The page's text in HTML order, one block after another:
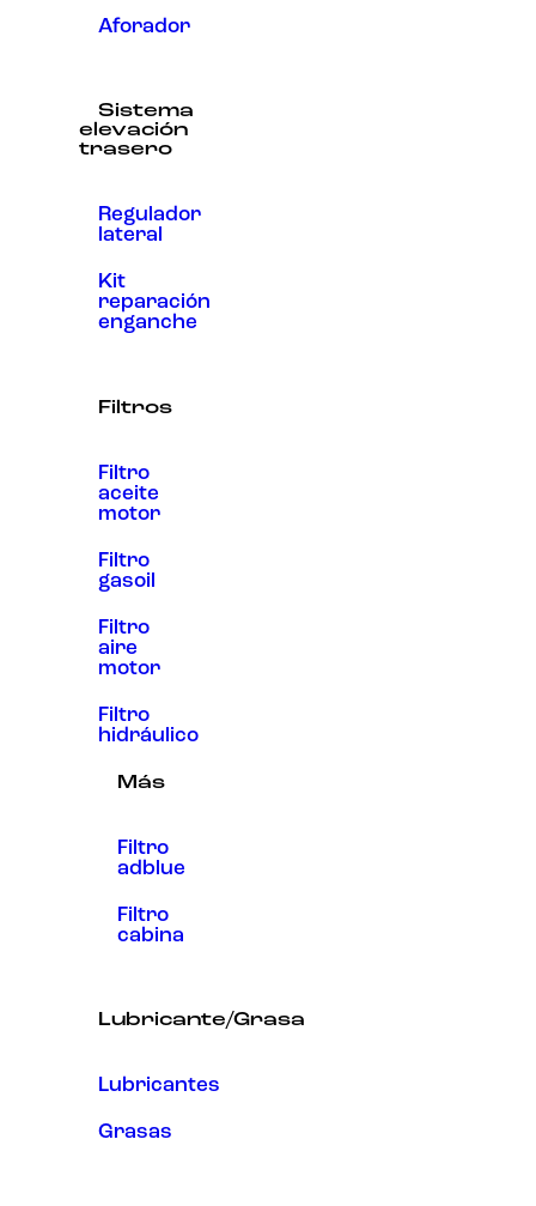
Aforador
Sistema
elevación
trasero
Regulador
lateral
Kit
reparación
enganche
Filtros
Filtro
aceite
motor
Filtro
gasoil
Filtro
aire
motor
Filtro
hidráulico
Más
Filtro
adblue
Filtro
cabina
Lubricante/Grasa
Lubricantes
Grasas